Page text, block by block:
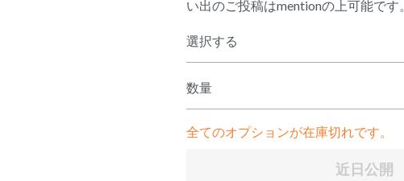
い出のご投稿はmentionの上可能です
選択する
数量
全てのオプションが在庫切れです。
近日公開